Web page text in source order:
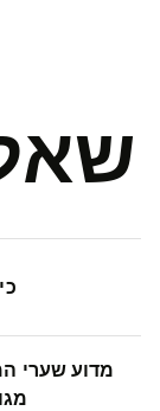
מדוע שערי